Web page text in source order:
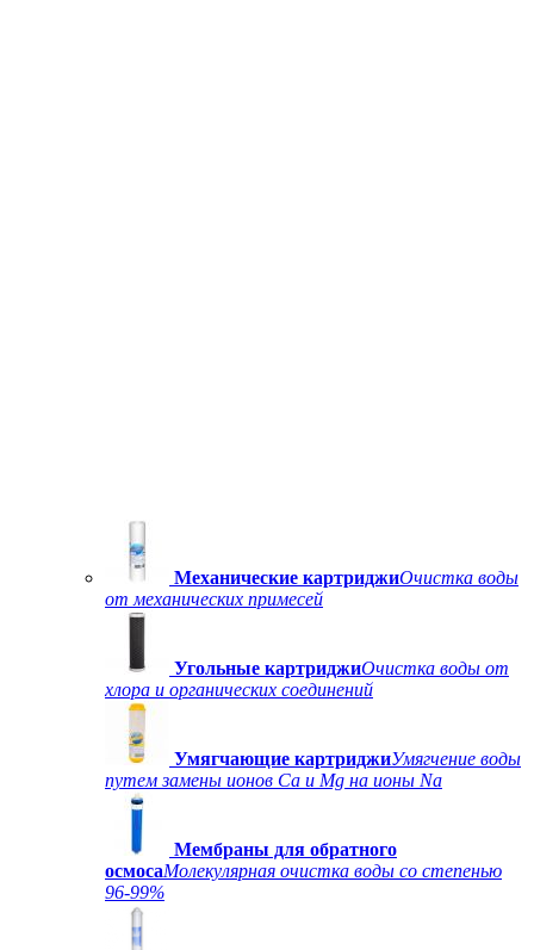
Механические картриджиОчистка воды
от механических примесей
Угольные картриджиОчистка воды от
хлора и органических соединений
Умягчающие картриджиУмягчение воды
путем замены ионов Ca и Mg на ионы Na
Мембраны для обратного
осмосаМолекулярная очистка воды со степенью
96-99%